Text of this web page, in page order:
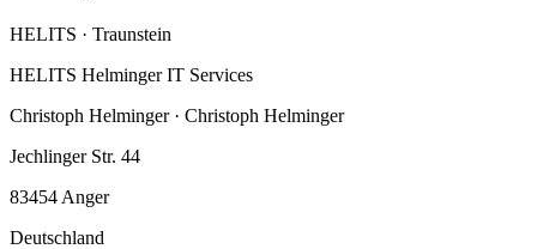
HELITS · Traunstein
HELITS Helminger IT Services
Christoph Helminger · Christoph Helminger
Jechlinger Str. 44
83454 Anger
Deutschland